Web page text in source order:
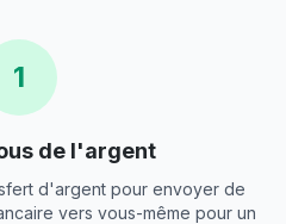
1
de l'argent
d'argent pour envoyer de
vers vous-même pour un